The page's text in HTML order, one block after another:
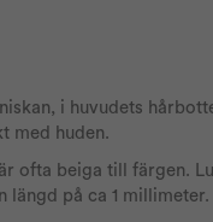
i huvudets
med huden.
ofta beiga till färgen.
längd på ca 1 millimeter.